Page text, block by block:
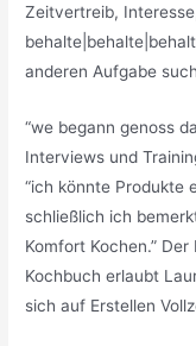
Zeitvertreib,
anderen Aufgabe
“we begann genoss
Interviews und
“ich könnte Produkte
schließlich ich
Komfort Kochen.”
Kochbuch erlaubt
sich auf Erstellen